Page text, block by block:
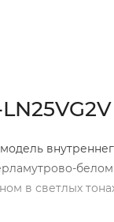
модель
в светлых